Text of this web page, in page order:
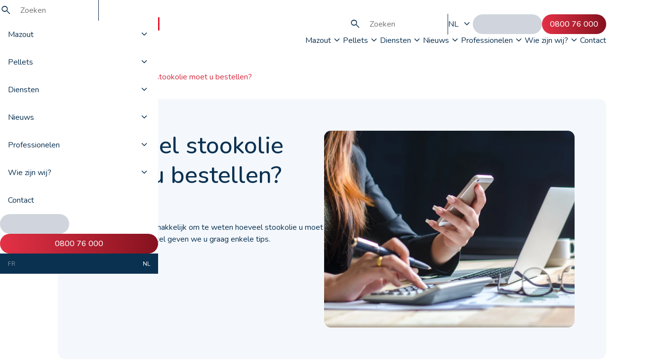
Mazout
Pellets
Diensten
Nieuws
Professionelen
Wie zijn wij?
Contact
0800 76 000
FR NL
NL
0800 76 000
Mazout
Pellets Diensten Nieuws Professionelen Wie zijn wij? Contact
Hoeveel stookolie moet u bestellen?
Hoeveel stookolie
moet u bestellen?
Het is niet altijd gemakkelijk om te weten hoeveel stookolie u moet
bestellen. In dit artikel geven we u graag enkele tips.